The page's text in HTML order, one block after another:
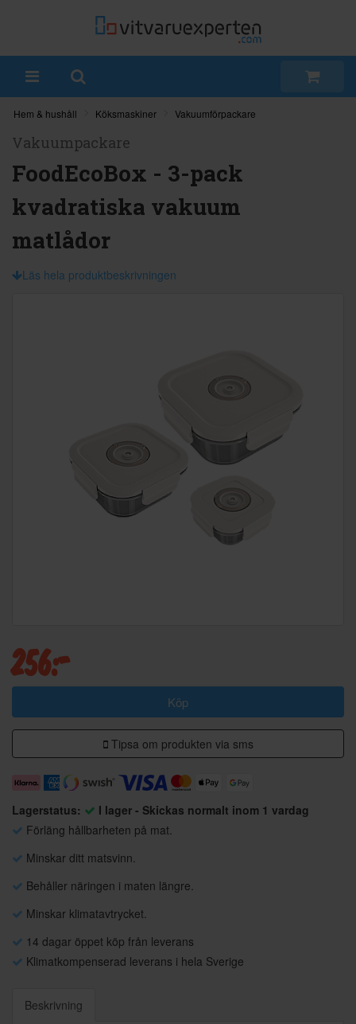
Hem & hushåll Köksmaskiner Vakuumförpackare
Vakuumpackare
FoodEcoBox - 3-pack
kvadratiska vakuum
matlådor
Läs hela produktbeskrivningen
256:-
Köp
Tipsa om produkten via sms
Lagerstatus:
I lager - Skickas normalt inom 1 vardag
Förläng hållbarheten på mat.
Minskar ditt matsvinn.
Behåller näringen i maten längre.
Minskar klimatavtrycket.
14 dagar öppet köp från leverans
Klimatkompenserad leverans i hela Sverige
Beskrivning